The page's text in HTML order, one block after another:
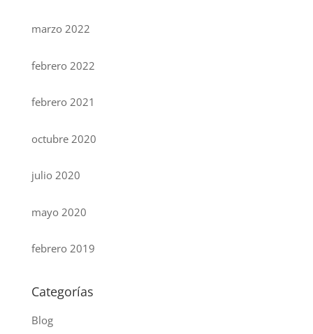
marzo 2022
febrero 2022
febrero 2021
octubre 2020
julio 2020
mayo 2020
febrero 2019
Categorías
Blog